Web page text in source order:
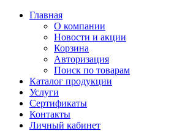
Главная
О компании
Новости и акции
Корзина
Авторизация
Поиск по товарам
Каталог продукции
Услуги
Сертификаты
Контакты
Личный кабинет